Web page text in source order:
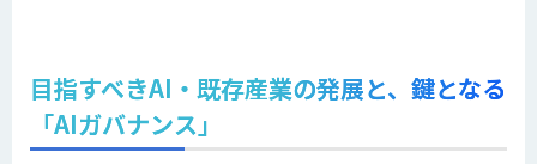
目指すべきAI・既存産業の発展と、鍵となる
「AIガバナンス」